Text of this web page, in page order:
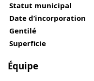
Statut municipal
Date d’incorporation
Gentilé
Superficie
Équipe